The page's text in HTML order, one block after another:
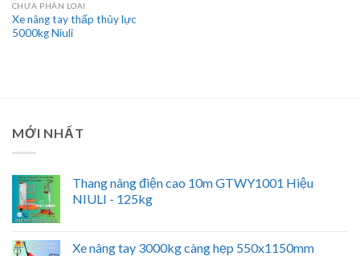
CHƯA PHÂN LOẠI
Xe nâng tay thấp thủy lực
5000kg Niuli
MỚI NHẤT
Thang nâng điện cao 10m GTWY1001 Hiệu
NIULI - 125kg
Xe nâng tay 3000kg càng hẹp 550x1150mm